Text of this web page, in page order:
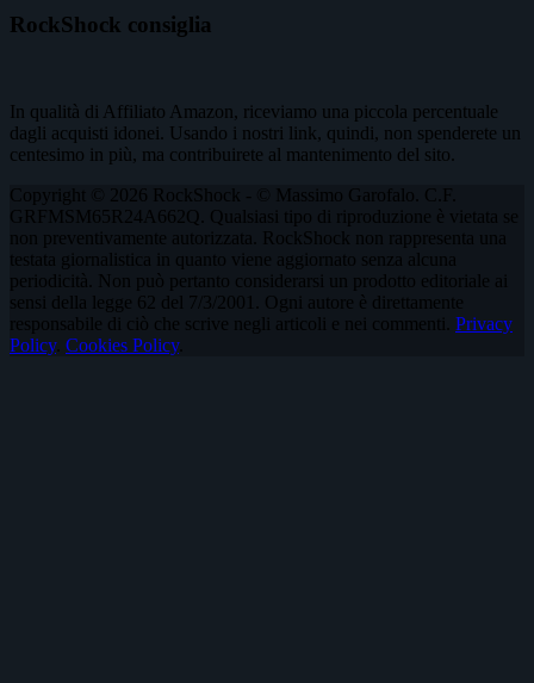
RockShock consiglia
In qualità di Affiliato Amazon, riceviamo una piccola percentuale
dagli acquisti idonei. Usando i nostri link, quindi, non spenderete un
centesimo in più, ma contribuirete al mantenimento del sito.
Copyright © 2026 RockShock - © Massimo Garofalo. C.F.
GRFMSM65R24A662Q. Qualsiasi tipo di riproduzione è vietata se
non preventivamente autorizzata. RockShock non rappresenta una
testata giornalistica in quanto viene aggiornato senza alcuna
periodicità. Non può pertanto considerarsi un prodotto editoriale ai
sensi della legge 62 del 7/3/2001. Ogni autore è direttamente
responsabile di ciò che scrive negli articoli e nei commenti. Privacy
Policy. Cookies Policy.